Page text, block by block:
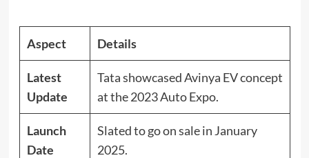
Aspect Details
Latest
Update
Tata showcased Avinya EV concept
at the 2023 Auto Expo.
Launch
Date
Slated to go on sale in January
2025.